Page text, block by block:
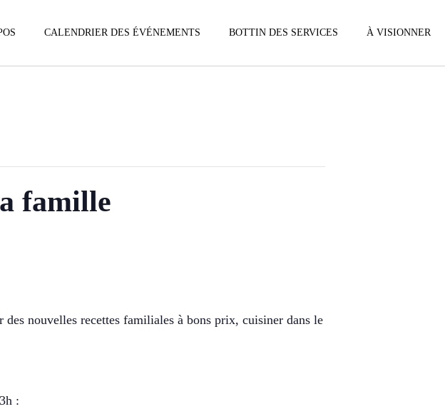
CALENDRIER DES ÉVÉNEMENTS BOTTIN DES SERVICES À VISIONNER
famille
nouvelles recettes familiales à bons prix, cuisiner dans le
: